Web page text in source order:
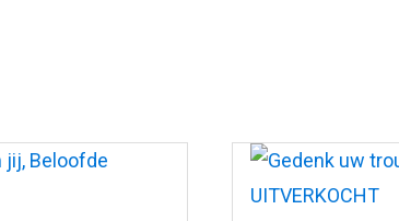
bijbelse thema’s
doorgegeven: